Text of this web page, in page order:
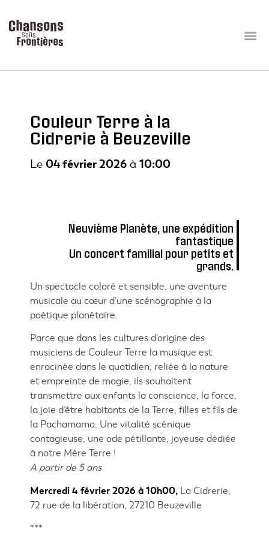
Couleur Terre à la
Cidrerie à Beuzeville
Le 04 février 2026 à 10:00
Neuvième Planète, une expédition
fantastique
Un concert familial pour petits et
grands.
Un spectacle coloré et sensible, une aventure
musicale au cœur d’une scénographie à la
poétique planétaire.
Parce que dans les cultures d’origine des
musiciens de Couleur Terre la musique est
enracinée dans le quotidien, reliée à la nature
et empreinte de magie, ils souhaitent
transmettre aux enfants la conscience, la force,
la joie d’être habitants de la Terre, filles et fils de
la Pachamama. Une vitalité scénique
contagieuse, une ode pétillante, joyeuse dédiée
à notre Mère Terre !
A partir de 5 ans
Mercredi 4 février 2026 à 10h00, La Cidrerie,
72 rue de la libération, 27210 Beuzeville
***